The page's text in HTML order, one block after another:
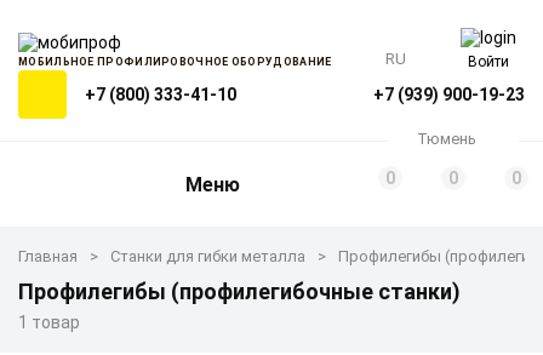
МОБИЛЬНОЕ ПРОФИЛИРОВОЧНОЕ ОБОРУДОВАНИЕ
+7 (800) 333-41-10 +7 (939) 900-19-23
RU Войти
Тюмень
Меню 0 0 0
Главная Станки для гибки металла Профилегибы
Профилегибы (профилегибочные станки)
1 товар